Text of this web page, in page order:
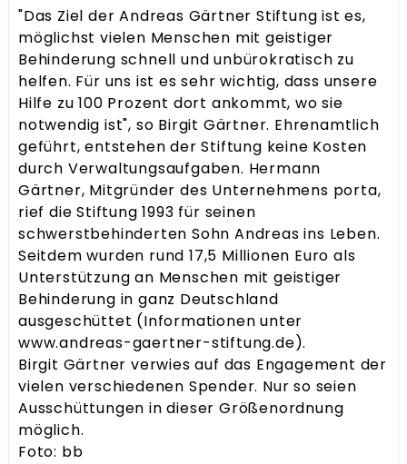
"Das Ziel der Andreas Gärtner Stiftung ist es,
möglichst vielen Menschen mit geistiger
Behinderung schnell und unbürokratisch zu
helfen. Für uns ist es sehr wichtig, dass unsere
Hilfe zu 100 Prozent dort ankommt, wo sie
notwendig ist", so Birgit Gärtner. Ehrenamtlich
geführt, entstehen der Stiftung keine Kosten
durch Verwaltungsaufgaben. Hermann
Gärtner, Mitgründer des Unternehmens porta,
rief die Stiftung 1993 für seinen
schwerstbehinderten Sohn Andreas ins Leben.
Seitdem wurden rund 17,5 Millionen Euro als
Unterstützung an Menschen mit geistiger
Behinderung in ganz Deutschland
ausgeschüttet (Informationen unter
www.andreas-gaertner-stiftung.de).
Birgit Gärtner verwies auf das Engagement der
vielen verschiedenen Spender. Nur so seien
Ausschüttungen in dieser Größenordnung
möglich.
Foto: bb